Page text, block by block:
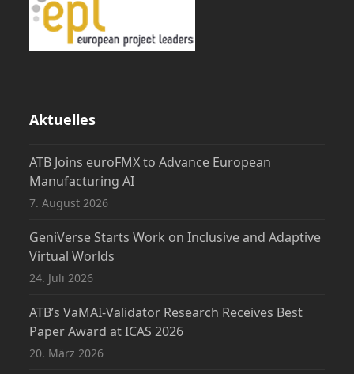
Aktuelles
ATB Joins euroFMX to Advance European
Manufacturing AI
7. August 2026
GeniVerse Starts Work on Inclusive and Adaptive
Virtual Worlds
24. Juli 2026
ATB’s VaMAI-Validator Research Receives Best
Paper Award at ICAS 2026
20. März 2026